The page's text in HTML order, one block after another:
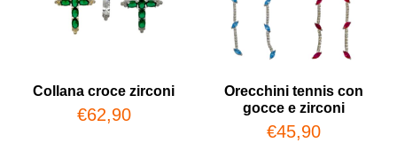
Collana croce zirconi
€62,90
Orecchini tennis con
gocce e zirconi
€45,90